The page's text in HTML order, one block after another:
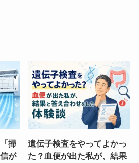
掃
が
遺伝子検査をやってよかっ
た？血便が出た私が、結果